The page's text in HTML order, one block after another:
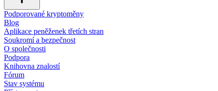
Podporované kryptoměny
Blog
Aplikace peněženek třetích stran
Soukromí a bezpečnost
O společnosti
Podpora
Knihovna znalostí
Fórum
Stav systému